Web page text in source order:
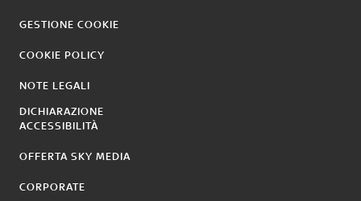
GESTIONE COOKIE
COOKIE POLICY
NOTE LEGALI
DICHIARAZIONE
ACCESSIBILITÀ
OFFERTA SKY MEDIA
CORPORATE